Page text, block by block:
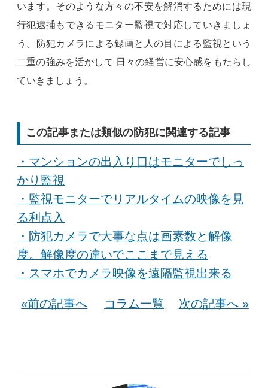
います。そのような方々の不安を解消するためには現
行犯逮捕もできるモニター監視で対応していきましょ
う。防犯カメラによる録画と人の目による監視という
二重の強みを活かして 日々の経営に安心感をもたらし
ていきましょう。
この記事または類似の防犯に関連する記事
・マンションの出入り口はモニターでしっ
かり監視
・監視モニターでリアルタイムの映像を見
る利点入
・防犯カメラで大事な点は画素数と解像
度。解像度の違いでここまで見える
・スマホでカメラ映像を遠隔監視出来る
«前の記事へ コラム一覧 次の記事へ »